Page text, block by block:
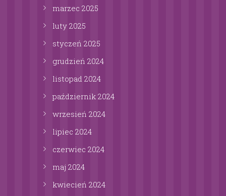
marzec 2025
luty 2025
styczeń 2025
grudzień 2024
listopad 2024
październik 2024
wrzesień 2024
lipiec 2024
czerwiec 2024
maj 2024
kwiecień 2024